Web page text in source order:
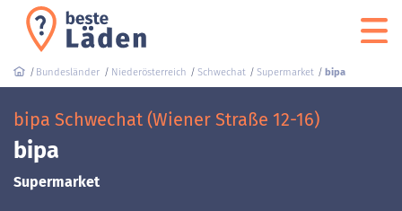
Bundesländer Niederösterreich Schwechat Supermarket bipa
bipa Schwechat (Wiener Straße 12-16)
bipa
Supermarket